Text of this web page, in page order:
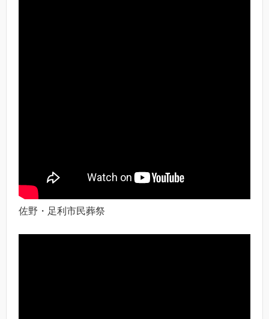
佐野・足利市民葬祭